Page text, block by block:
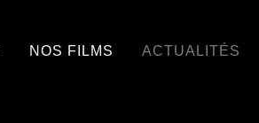
NOS FILMS ACTUALITÉS